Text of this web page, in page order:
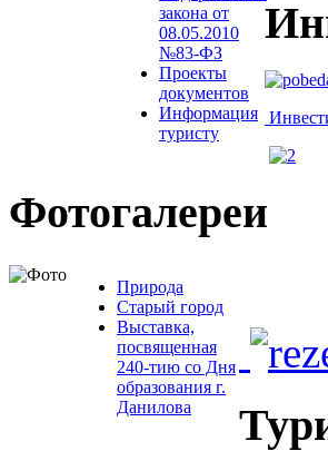
закона от
08.05.2010
№83-ФЗ
Проекты
документов
Информация
туристу
Фотогалереи
Природа
Старый город
Выставка,
посвященная
240-тию со Дня
образования г.
Данилова